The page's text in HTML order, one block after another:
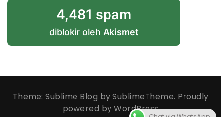
4,481 spam
diblokir oleh Akismet
Theme: Sublime Blog by SublimeTheme. Proudly
powered by WordPress